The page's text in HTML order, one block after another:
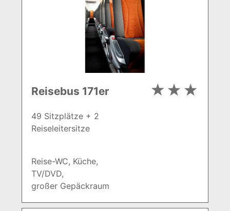
Reisebus 171er
49 Sitzplätze + 2
Reiseleitersitze
Reise-WC, Küche,
TV/DVD,
großer Gepäckraum